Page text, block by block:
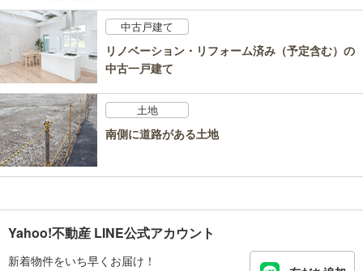
中古戸建て
リノベーション・リフォーム済み（予定含む）の
中古一戸建て
土地
南側に道路がある土地
Yahoo!不動産 LINE公式アカウント
新着物件をいち早くお届け！